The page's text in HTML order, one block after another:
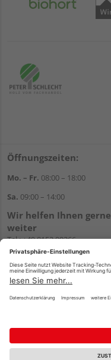
Öffnungszeiten:
Mo. – Fr. 08:00 – 18:00
Sa. 09:00 – 14:00
Wir helfen Ihnen gerne
weiter
Tel.:+49 8152 99266
E-Mail:shop@schlecht.de
Impressum AGB
Reservierungsbedingungen